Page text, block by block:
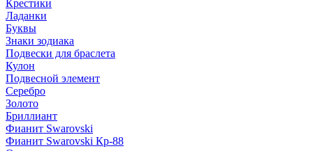
Крестики
Ладанки
Буквы
Знаки зодиака
Подвески для браслета
Кулон
Подвесной элемент
Серебро
Золото
Бриллиант
Фианит Swarovski
Фианит Swarovski Кр-88